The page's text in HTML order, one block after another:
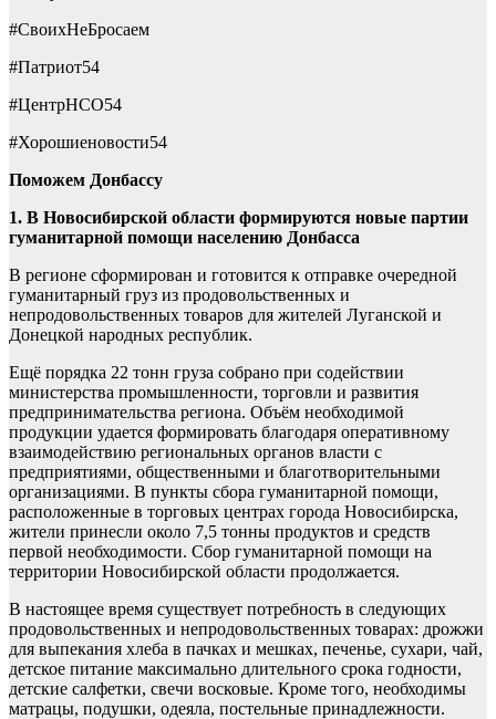
#СвоихНеБросаем
#Патриот54
#ЦентрНСО54
#Хорошиеновости54
Поможем Донбассу
1. В Новосибирской области формируются новые партии
гуманитарной помощи населению Донбасса
В регионе сформирован и готовится к отправке очередной
гуманитарный груз из продовольственных и
непродовольственных товаров для жителей Луганской и
Донецкой народных республик.
Ещё порядка 22 тонн груза собрано при содействии
министерства промышленности, торговли и развития
предпринимательства региона. Объём необходимой
продукции удается формировать благодаря оперативному
взаимодействию региональных органов власти с
предприятиями, общественными и благотворительными
организациями. В пункты сбора гуманитарной помощи,
расположенные в торговых центрах города Новосибирска,
жители принесли около 7,5 тонны продуктов и средств
первой необходимости. Сбор гуманитарной помощи на
территории Новосибирской области продолжается.
В настоящее время существует потребность в следующих
продовольственных и непродовольственных товарах: дрожжи
для выпекания хлеба в пачках и мешках, печенье, сухари, чай,
детское питание максимально длительного срока годности,
детские салфетки, свечи восковые. Кроме того, необходимы
матрацы, подушки, одеяла, постельные принадлежности.